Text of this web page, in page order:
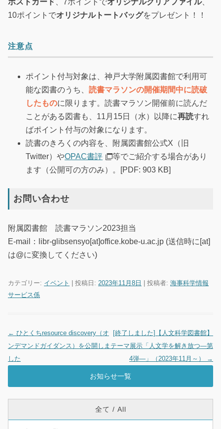
ポストカード 、7ポイントでオリジナルクリアファイル、
10ポイントでオリジナルトートバッグをプレゼント！！
注意点
ポイント付与対象は、神戸大学附属図書館で利用可
能な図書のうち、 読書マラソンの開催期間中に読破
したものに限ります。読書マラソン開催前に読んだ
ことがある図書も、11月15日（水）以降に再読すれ
ばポイント付与の対象になります。
読書のきろくの内容を、附属図書館公式X（旧
Twitter）やOPAC書評
等でご紹介する場合があり
ます（公開可の方のみ）。[PDF: 903 KB]
お問い合わせ
附属図書館 読書マラソン2023担当
E-mail：libr-glibsensyo[at]office.kobe-u.ac.jp (送信時に[at]
は@に変換してください)
カテゴリー: イベント | 投稿日: 2023年11月8日 投稿者: 海事科学情報
サービス係
投稿ナビゲーション
← ひとくちresource discovery（オ
ンデマンドガイダンス）を公開しま
した
[終了しました]【人文科学図書館】
テーマ展示「人文学を解き放つ―第
4弾―」（2023年11月～）
→
お知らせ一覧
全て / All